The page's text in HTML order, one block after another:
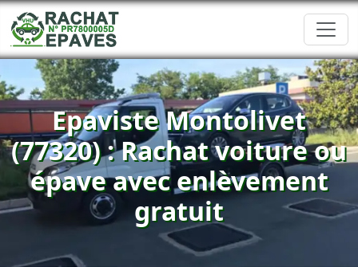
Epaviste Montolivet
(77320) : Rachat voiture ou
épave avec enlèvement
gratuit